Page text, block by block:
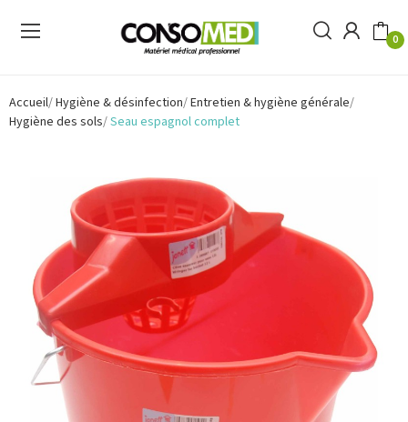
0
Accueil Hygiène & désinfection Entretien & hygiène générale
Hygiène des sols Seau espagnol complet